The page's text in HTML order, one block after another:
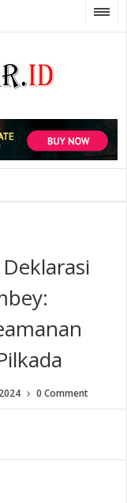
0 Comment